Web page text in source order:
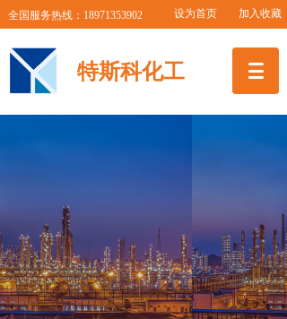
特斯科化工
全国服务热线：18971353902 设为首页 加入收藏